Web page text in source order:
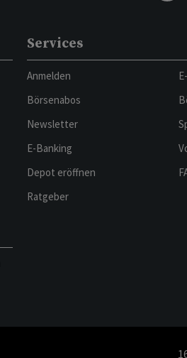
Services
Anmelden
Börsenabos
Newsletter
E-Banking
Depot eröffnen
Ratgeber